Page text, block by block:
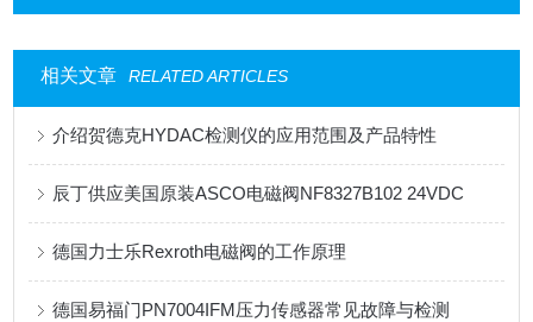
相关文章 RELATED ARTICLES
介绍贺德克HYDAC检测仪的应用范围及产品特性
辰丁供应美国原装ASCO电磁阀NF8327B102 24VDC
德国力士乐Rexroth电磁阀的工作原理
德国易福门PN7004IFM压力传感器常见故障与检测